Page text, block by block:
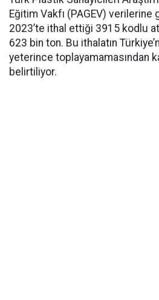
Eğitim Vakfı (PAGEV) verilerine
2023’te ithal ettiği 3915 kodlu
623 bin ton. Bu ithalatın
yeterince toplayamamasından
belirtiliyor.